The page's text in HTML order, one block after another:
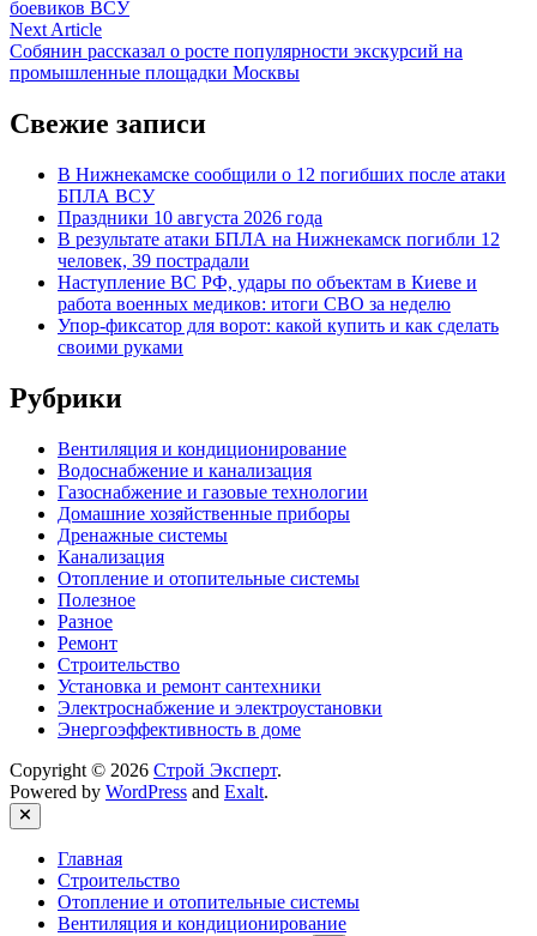
записям
боевиков ВСУ
Next ArticleNext
article:
Собянин рассказал о росте популярности экскурсий на
промышленные площадки Москвы
Свежие записи
В Нижнекамске сообщили о 12 погибших после атаки
БПЛА ВСУ
Праздники 10 августа 2026 года
В результате атаки БПЛА на Нижнекамск погибли 12
человек, 39 пострадали
Наступление ВС РФ, удары по объектам в Киеве и
работа военных медиков: итоги СВО за неделю
Упор-фиксатор для ворот: какой купить и как сделать
своими руками
Рубрики
Вентиляция и кондиционирование
Водоснабжение и канализация
Газоснабжение и газовые технологии
Домашние хозяйственные приборы
Дренажные системы
Канализация
Отопление и отопительные системы
Полезное
Разное
Ремонт
Строительство
Установка и ремонт сантехники
Электроснабжение и электроустановки
Энергоэффективность в доме
Copyright © 2026 Строй Эксперт.
Powered by WordPress and Exalt.
Close
Главная
Строительство
Отопление и отопительные системы
Вентиляция и кондиционирование